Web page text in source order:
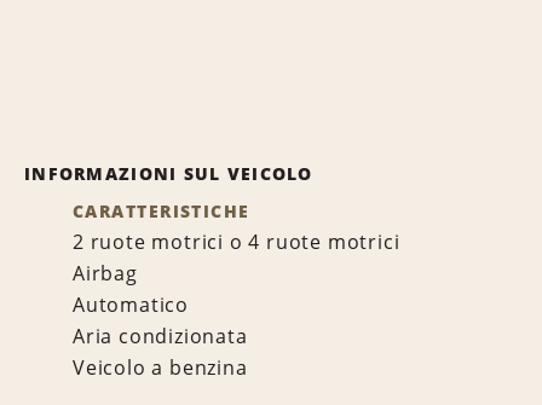
INFORMAZIONI SUL VEICOLO
CARATTERISTICHE
2 ruote motrici o 4 ruote motrici
Airbag
Automatico
Aria condizionata
Veicolo a benzina